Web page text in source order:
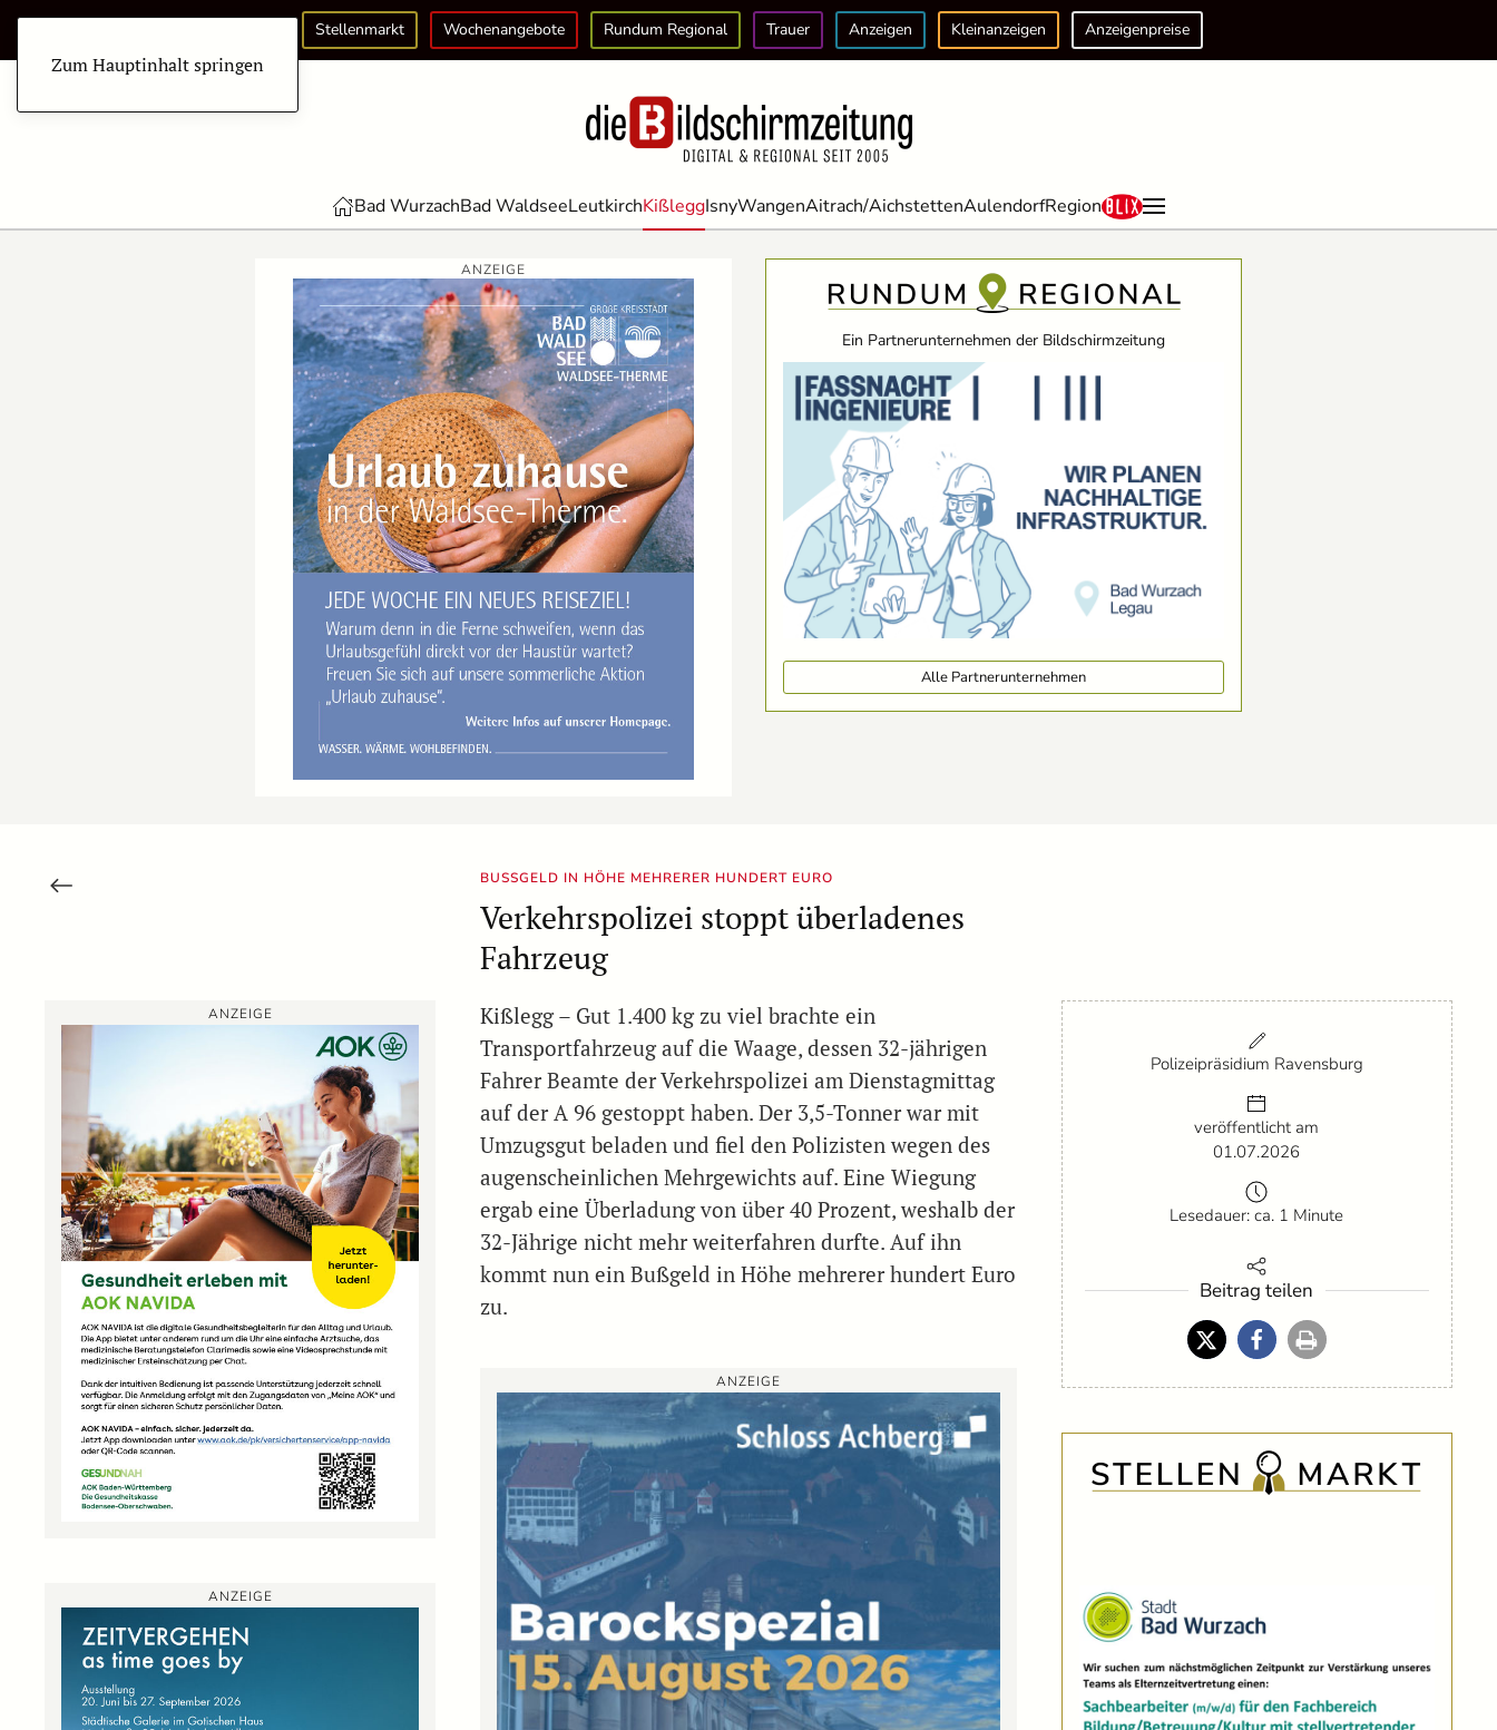
Zum Hauptinhalt springen
Stellenmarkt Wochenangebote Rundum Regional Trauer Anzeigen Kleinanzeigen Anzeigenpreise
Bad WurzachBad WaldseeLeutkirchKißleggIsnyWangenAitrach/AichstettenAulendorfRegion
ANZEIGE
Ein Partnerunternehmen der Bildschirmzeitung
Alle Partnerunternehmen
BUSSGELD IN HÖHE MEHRERER HUNDERT EURO
Verkehrspolizei stoppt überladenes
Fahrzeug
ANZEIGE
ANZEIGE
Kißlegg – Gut 1.400 kg zu viel brachte ein
Transportfahrzeug auf die Waage, dessen 32-jährigen
Fahrer Beamte der Verkehrspolizei am Dienstagmittag
auf der A 96 gestoppt haben. Der 3,5-Tonner war mit
Umzugsgut beladen und fiel den Polizisten wegen des
augenscheinlichen Mehrgewichts auf. Eine Wiegung
ergab eine Überladung von über 40 Prozent, weshalb der
32-Jährige nicht mehr weiterfahren durfte. Auf ihn
kommt nun ein Bußgeld in Höhe mehrerer hundert Euro
zu.
ANZEIGE
Polizeipräsidium Ravensburg
veröffentlicht am
01.07.2026
Lesedauer: ca. 1 Minute
Beitrag teilen